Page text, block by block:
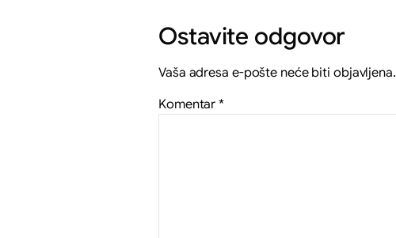
Ostavite odgovor
Vaša adresa e-pošte neće biti objavljena.
Komentar*